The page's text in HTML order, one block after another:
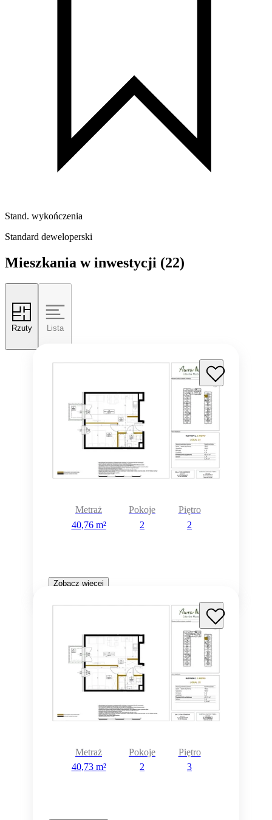
Stand. wykończenia
Standard deweloperski
Mieszkania w inwestycji (22)
Rzuty Lista
Metraż
40,76 m²
Pokoje
2
Piętro
2
Zobacz więcej
Metraż
40,73 m²
Pokoje
2
Piętro
3